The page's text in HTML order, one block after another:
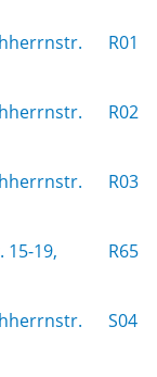
R01
R02
R03
15-19,
R65
S04